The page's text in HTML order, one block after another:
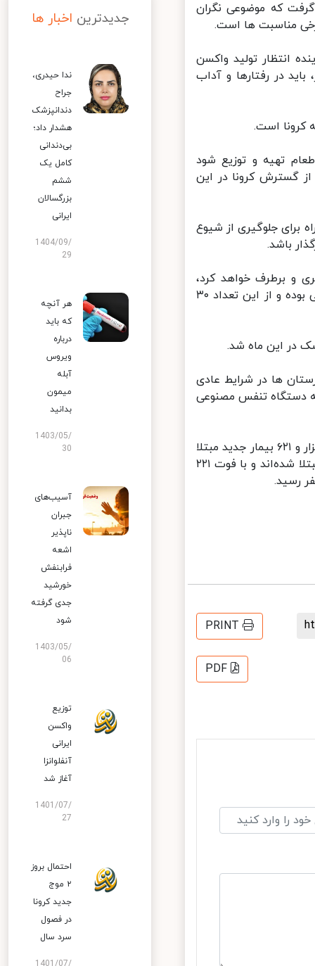
که موضوعی نگران
مناسبت ها است.
تولید واکسن
در رفتارها و آداب
تهیه و توزیع شود
گسترش کرونا در این
جلوگیری از شیوع
باشد.
و برطرف خواهد کرد،
افزود: ۱۴۰ هزار تخت بیمارستانی در کشور وجود دارد که ۹۸ هزار تخت دولتی بوده و از این تعداد ۳۰
در این ماه شد.
بیماران در بیمارستان ها در شرایط عادی
دستگاه تنفس مصنوعی
سخنگوی وزارت بهداشت، درمان و آموزش پزشکی امروز پنجشنبه گفت: دو هزار و ۶۲۱ بیمار جدید مبتلا
به کووید ۱۹ در بیست و چهارساعت گذشته به طور قطعی به ویروس کرونا مبتلا شده‌اند و با فوت ۲۲۱
PRINT
PDF
جدیدترین اخبار ها
ندا حیدری،
جراح
دندانپزشک
هشدار داد؛
بی‌دندانی
کامل یک
ششم
بزرگسالان
ایرانی
1404/09/
29
هر آنچه
که باید
درباره
ویروس
آبله
میمون
بدانید
1403/05/
30
آسیب‌های
جبران
ناپذیر
اشعه
فرابنفش
خورشید
جدی گرفته
شود
1403/05/
06
توزیع
واکسن
ایرانی
آنفلوانزا
آغاز شد
1401/07/
27
احتمال بروز
۲ موج
جدید کرونا
در فصول
سرد سال